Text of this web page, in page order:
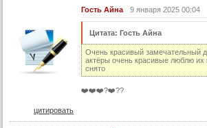
23 серия (суб)
24 серия
25 серия (суб)
Гость Айна 9 января 2025 00:04
Цитата: Гость Айна
Очень красивый замечательный
актёры очень красивые люблю их
снято
❤️❤️❤️?❤️‍??
цитировать